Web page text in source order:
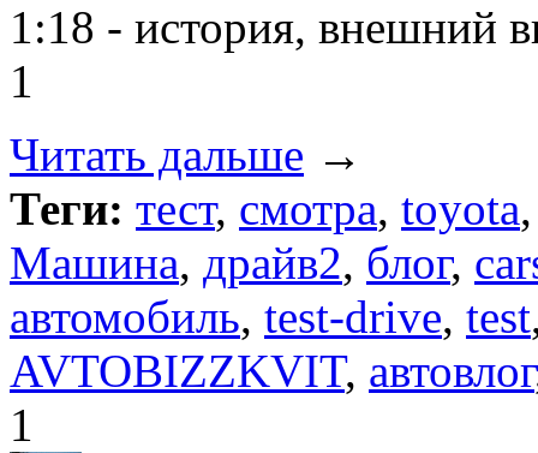
1:18 - история, внешний
1
Читать дальше →
Теги: тест, смотра, toyota
Машина, драйв2, блог,
автомобиль, test-drive, test
AVTOBIZZKVIT, автовлог
1